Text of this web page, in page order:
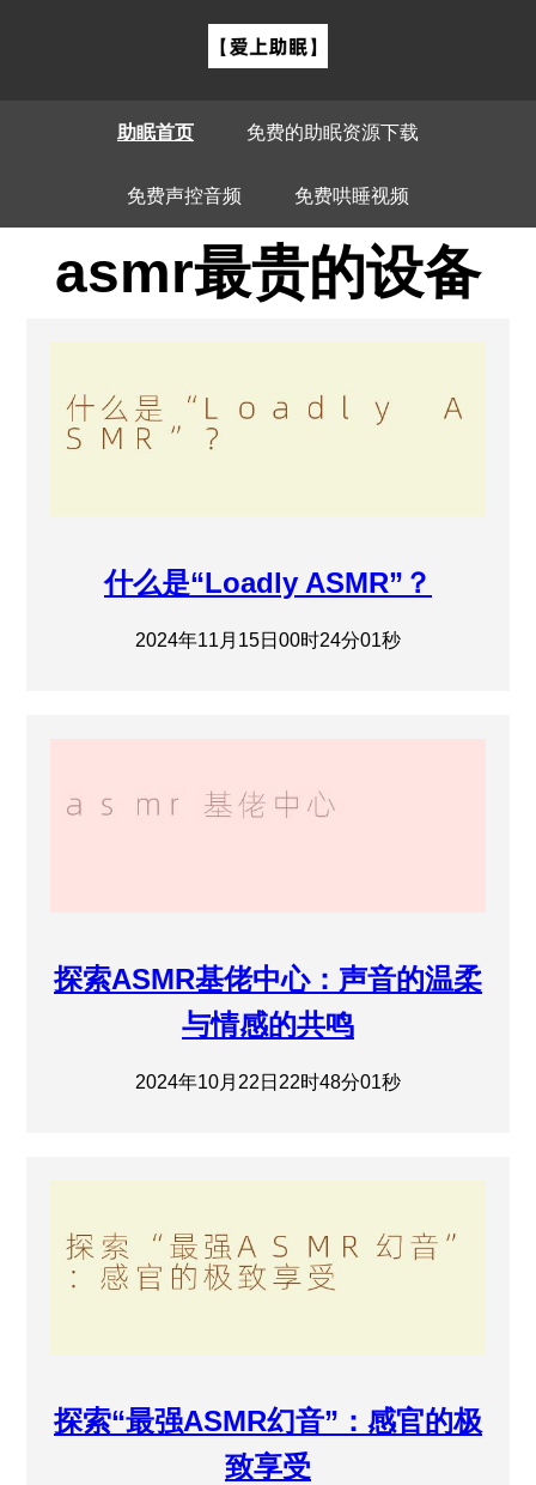
助眠首页 免费的助眠资源下载
免费声控音频 免费哄睡视频
asmr最贵的设备
什么是“Loadly ASMR”？
2024年11月15日00时24分01秒
探索ASMR基佬中心：声音的温柔
与情感的共鸣
2024年10月22日22时48分01秒
探索“最强ASMR幻音”：感官的极
致享受